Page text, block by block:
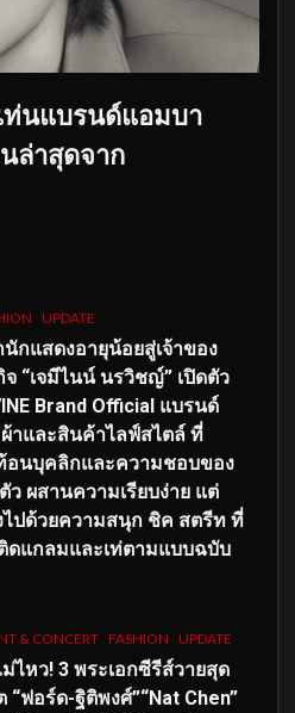
นแบรนด์แอมบา
ล่าสุดจาก
UPDATE
นักแสดงอายุน้อยสู่เจ้าของ
จ “เจมีไนน์ นรวิชญ์” เปิดตัว
Brand Official แบรนด์
ผ้าและสินค้าไลฟ์สไตล์ ที่
อนบุคลิกและความชอบของ
ตัว ผสานความเรียบง่าย แต่
ไปด้วยความสนุก ชิค สตรีท ที่
ดแกลมและเท่ตามแบบฉบับ
& CONCERT FASHION UPDATE
ม่ไหว! 3 พระเอกซีรีส์วายสุด
“ฟอร์ด-ฐิติพงศ์”“Nat Chen”